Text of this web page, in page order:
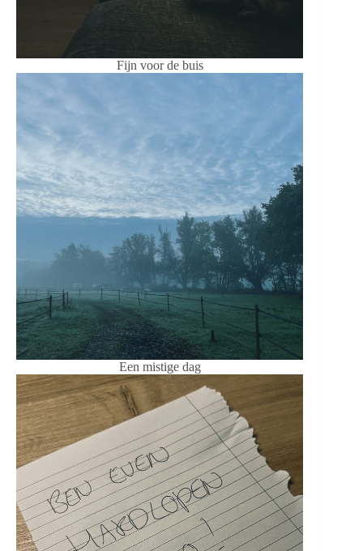
Fijn voor de buis
Een mistige dag